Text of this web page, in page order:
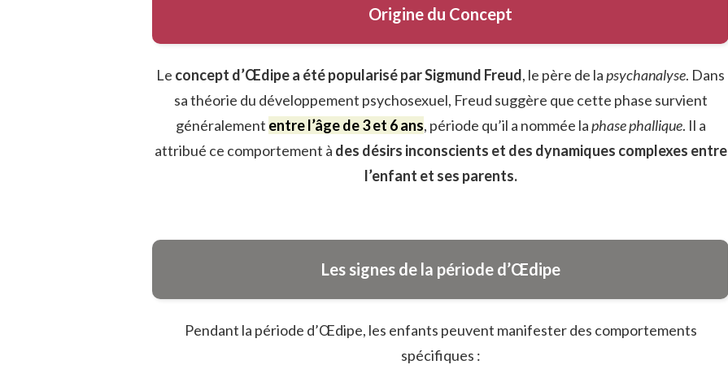
Origine du Concept
Le concept d’Œdipe a été popularisé par Sigmund Freud, le père de lapsychanalyse. Dans
sa théorie du développement psychosexuel, Freud suggère que cette phase survient
généralement entre l’âge de 3 et 6 ans, période qu’il a nommée laphase phallique. Il a
attribué ce comportement à des désirs inconscients et des dynamiques complexes entre
l’enfant et ses parents.
Les signes de la période d’Œdipe
Pendant la période d’Œdipe, les enfants peuvent manifester des comportements
spécifiques :